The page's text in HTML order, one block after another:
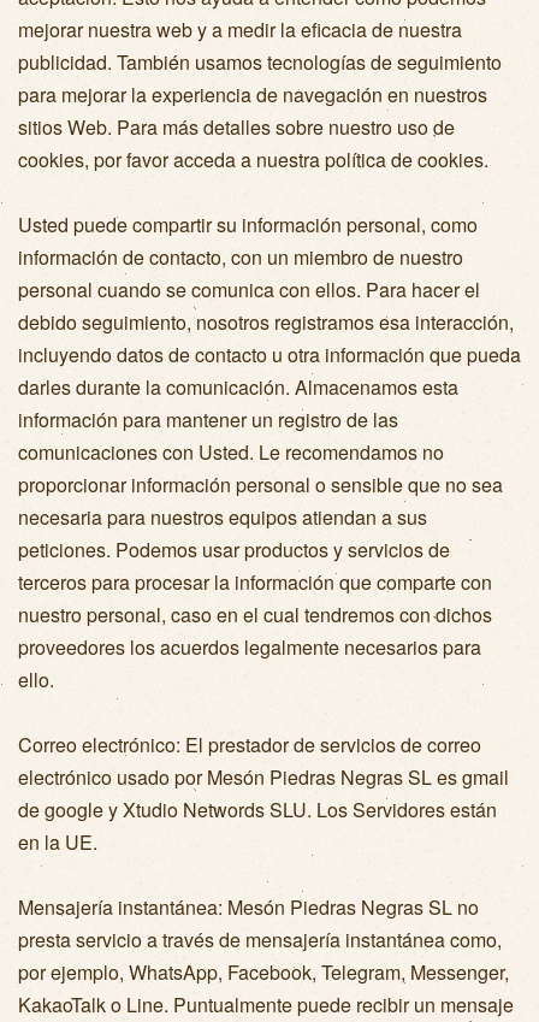
mejorar nuestra web y a medir la eficacia de nuestra
publicidad. También usamos tecnologías de seguimiento
para mejorar la experiencia de navegación en nuestros
sitios Web. Para más detalles sobre nuestro uso de
cookies, por favor acceda a nuestra política de cookies.
Usted puede compartir su información personal, como
información de contacto, con un miembro de nuestro
personal cuando se comunica con ellos. Para hacer el
debido seguimiento, nosotros registramos esa interacción,
incluyendo datos de contacto u otra información que pueda
darles durante la comunicación. Almacenamos esta
información para mantener un registro de las
comunicaciones con Usted. Le recomendamos no
proporcionar información personal o sensible que no sea
necesaria para nuestros equipos atiendan a sus
peticiones. Podemos usar productos y servicios de
terceros para procesar la información que comparte con
nuestro personal, caso en el cual tendremos con dichos
proveedores los acuerdos legalmente necesarios para
ello.
Correo electrónico: El prestador de servicios de correo
electrónico usado por Mesón Piedras Negras SL es gmail
de google y Xtudio Networds SLU. Los Servidores están
en la UE.
Mensajería instantánea: Mesón Piedras Negras SL no
presta servicio a través de mensajería instantánea como,
por ejemplo, WhatsApp, Facebook, Telegram, Messenger,
KakaoTalk o Line. Puntualmente puede recibir un mensaje